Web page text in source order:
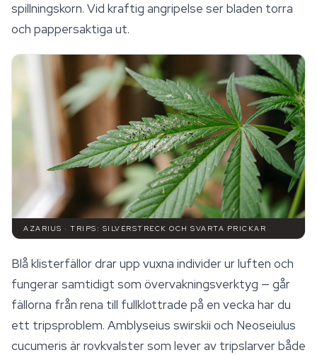
spillningskorn. Vid kraftig angripelse ser bladen torra
och pappersaktiga ut.
AZARIUS · TRIPS: SILVERSTRECK OCH SVARTA PRICKAR
Blå klisterfällor drar upp vuxna individer ur luften och
fungerar samtidigt som övervakningsverktyg — går
fällorna från rena till fullklottrade på en vecka har du
ett tripsproblem. Amblyseius swirskii och Neoseiulus
cucumeris är rovkvalster som lever av tripslarver både